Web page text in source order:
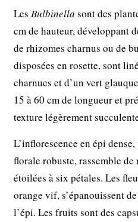
LesBulbinella sont des
cm de hauteur, développant
de rhizomes charnus ou de
disposées en rosette, sont
charnues et d’un vert
15 à 60 cm de longueur et
texture légèrement
L’inflorescence en épi
florale robuste, rassemble
étoilées à six pétales. Les
orange vif, s’épanouissent
l’épi. Les fruits sont des